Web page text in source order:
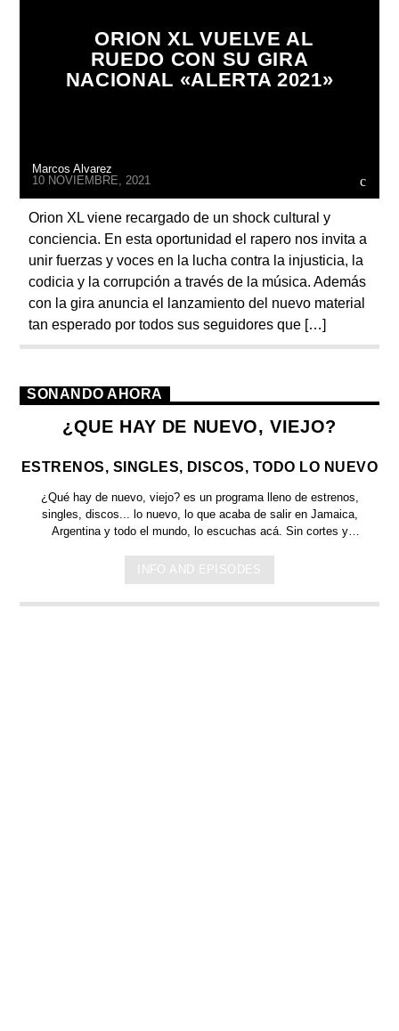
ORION XL VUELVE AL
RUEDO CON SU GIRA
NACIONAL «ALERTA 2021»
Marcos Alvarez
10 NOVIEMBRE, 2021
Orion XL viene recargado de un shock cultural y
conciencia. En esta oportunidad el rapero nos invita a
unir fuerzas y voces en la lucha contra la injusticia, la
codicia y la corrupción a través de la música. Además
con la gira anuncia el lanzamiento del nuevo material
tan esperado por todos sus seguidores que […]
SONANDO AHORA
¿QUE HAY DE NUEVO, VIEJO?
ESTRENOS, SINGLES, DISCOS, TODO LO NUEVO
¿Qué hay de nuevo, viejo?es un programa lleno de estrenos,
singles, discos... lo nuevo, lo que acaba de salir enJamaica,
Argentina y todo el mundo, lo escuchas acá. Sin cortes y
INFO AND EPISODES